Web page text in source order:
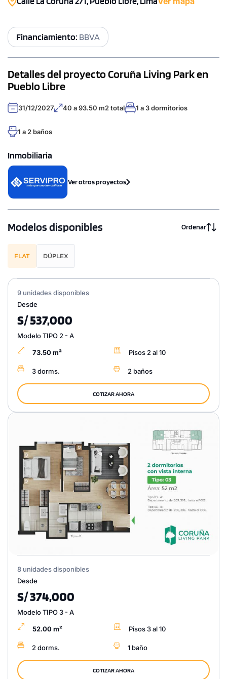
Financiamiento: BBVA
Detalles del proyecto Coruña Living Park en
Pueblo Libre
31/12/2027 40 a 93.50 m2 total 1 a 3 dormitorios
1 a 2 baños
Inmobiliaria
Ver otros proyectos
Modelos disponibles Ordenar
FLAT DÚPLEX
9 unidades disponibles
Desde
S/ 537,000
Modelo TIPO 2 - A
73.50 m² Pisos 2 al 10
3 dorms. 2 baños
COTIZAR AHORA
8 unidades disponibles
Desde
S/ 374,000
Modelo TIPO 3 - A
52.00 m² Pisos 3 al 10
2 dorms. 1 baño
COTIZAR AHORA